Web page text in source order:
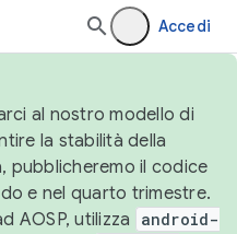
Accedi
al nostro modello di
la stabilità della
pubblicheremo il codice
e nel quarto trimestre.
AOSP, utilizza
android-